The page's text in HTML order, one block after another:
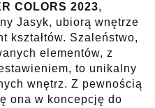
COLORS 2023,
Jasyk, ubiorą wnętrze
kształtów. Szaleństwo,
elementów, z
to unikalny
wnętrz. Z pewnością
ona w koncepcję do